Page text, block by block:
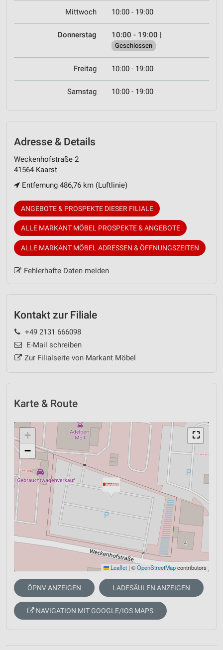
Mittwoch 10:00 - 19:00
Donnerstag 10:00 - 19:00 |
Geschlossen
Freitag 10:00 - 19:00
Samstag 10:00 - 19:00
Adresse & Details
Weckenhofstraße 2
41564 Kaarst
Entfernung 486,76 km (Luftlinie)
ANGEBOTE & PROSPEKTE DIESER FILIALE
ALLE MARKANT MÖBEL PROSPEKTE & ANGEBOTE
ALLE MARKANT MÖBEL ADRESSEN & ÖFFNUNGSZEITEN
Fehlerhafte Daten melden
Kontakt zur Filiale
+49 2131 666098
E-Mail schreiben
Zur Filialseite von Markant Möbel
Karte & Route
⛶
+
−
Leaflet | ©OpenStreetMapcontributors
ÖPNV ANZEIGEN LADESÄULEN ANZEIGEN
NAVIGATION MIT GOOGLE/IOS MAPS